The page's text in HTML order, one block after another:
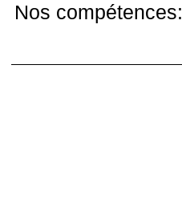
Nos compétences: